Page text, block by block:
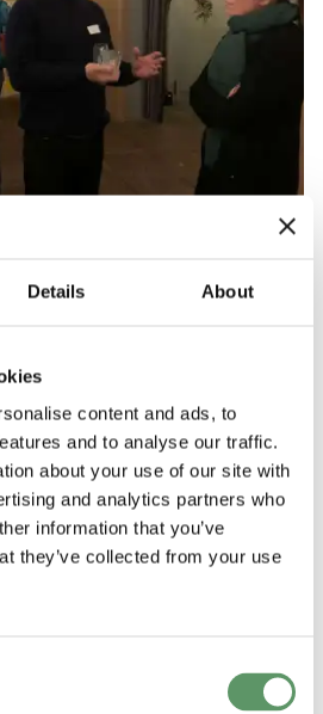
Details About
content and ads, to
and to analyse our traffic.
about your use of our site with
and analytics partners who
information that you’ve
they’ve collected from your use